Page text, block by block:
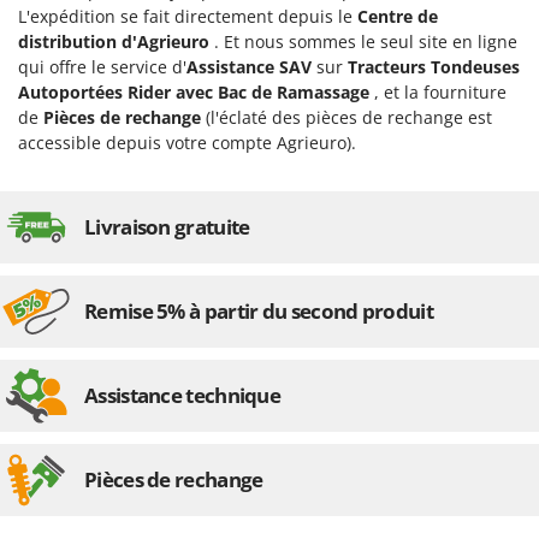
Machines pour la transformation des fruits
Machines sous vide
Motobineuses
Motoculteurs
Motofaucheuses
Moulins à céréales électriques
N
Nettoyeurs et Balais à vapeur
Nettoyeurs tapis, moquettes et tapisseries
P
Peignes vibreurs et Secoueurs à olives
Famur
FARMER
FBC
Ferrari Group
FIAC
Fimar
Fiskars
Fontana Forni
L'expédition se fait directement depuis le Centre de
distribution d'Agrieuro . Et nous sommes le seul site en ligne
qui offre le service d'Assistance SAV sur Tracteurs Tondeuses
Autoportées Rider avec Bac de Ramassage , et la fourniture
de Pièces de rechange (l'éclaté des pièces de rechange est
accessible depuis votre compte Agrieuro).
Livraison gratuite
Remise 5% à partir du second produit
Assistance technique
Pièces de rechange